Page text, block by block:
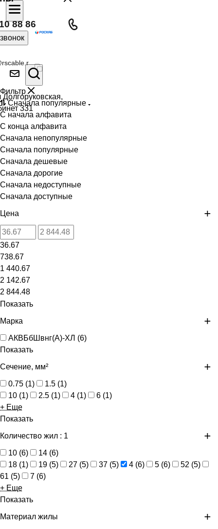
88 86
331
Фильтр
Сначала популярные
С начала алфавита
С конца алфавита
Сначала непопулярные
Сначала популярные
Сначала дешевые
Сначала дорогие
Сначала недоступные
Сначала доступные
Цена
36.67
738.67
1 440.67
2 142.67
2 844.48
Показать
Марка
АКВБбШвнг(А)-ХЛ (6)
Показать
Сечение, мм²
0.75 (1) 1.5 (1)
10 (1) 2.5 (1) 4 (1) 6 (1)
+ Еще
Показать
Количество жил : 1
10 (6) 14 (6)
18 (1) 19 (5) 27 (5) 37 (5) 4 (6) 5 (6) 52 (5)
61 (5) 7 (6)
+ Еще
Показать
Материал жилы